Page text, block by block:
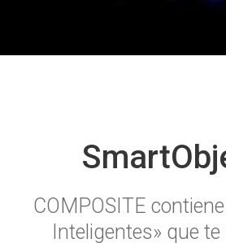
COMPOSITE
Inteligentes» que